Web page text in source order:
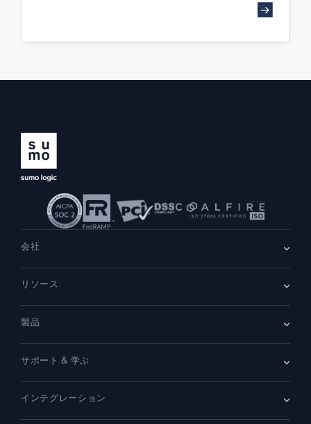
会社
採用情報
リーダーシップ
ニュースルーム
お問い合わせ
リソース
顧客事例
デモ
製品
SIEM
セキュリティ用ログ
監視とトラブルシューティング
サポート & 学ぶ
コミュニティ
サポート
インテグレーション